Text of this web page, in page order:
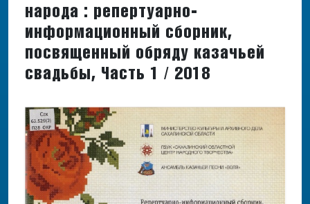
народа : репертуарно-
информационный сборник,
посвященный обряду казачьей
свадьбы, Часть 1 / 2018